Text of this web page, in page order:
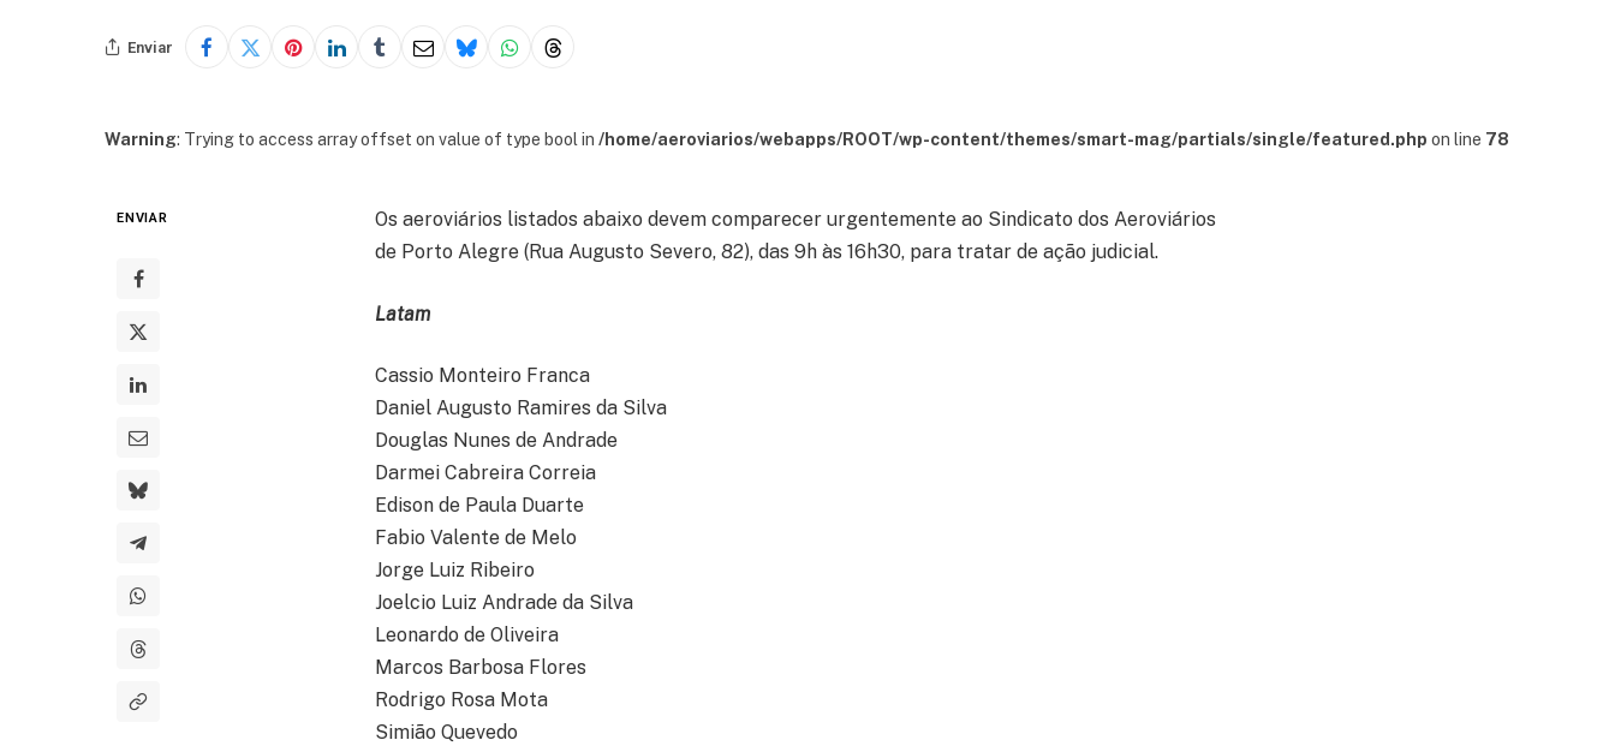
Enviar
Warning: Trying to access array offset on value of type bool in /home/aeroviarios/webapps/ROOT/wp-content/themes/smart-mag/partials/single/featured.php on line 78
ENVIAR
Os aeroviários listados abaixo devem comparecer urgentemente ao Sindicato dos Aeroviários
de Porto Alegre (Rua Augusto Severo, 82), das 9h às 16h30, para tratar de ação judicial.
Latam
Cassio Monteiro Franca
Daniel Augusto Ramires da Silva
Douglas Nunes de Andrade
Darmei Cabreira Correia
Edison de Paula Duarte
Fabio Valente de Melo
Jorge Luiz Ribeiro
Joelcio Luiz Andrade da Silva
Leonardo de Oliveira
Marcos Barbosa Flores
Rodrigo Rosa Mota
Simião Quevedo